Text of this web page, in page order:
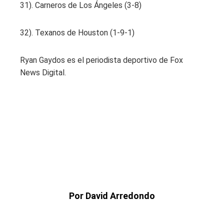
31). Carneros de Los Ángeles (3-8)
32). Texanos de Houston (1-9-1)
Ryan Gaydos es el periodista deportivo de Fox
News Digital.
Por David Arredondo